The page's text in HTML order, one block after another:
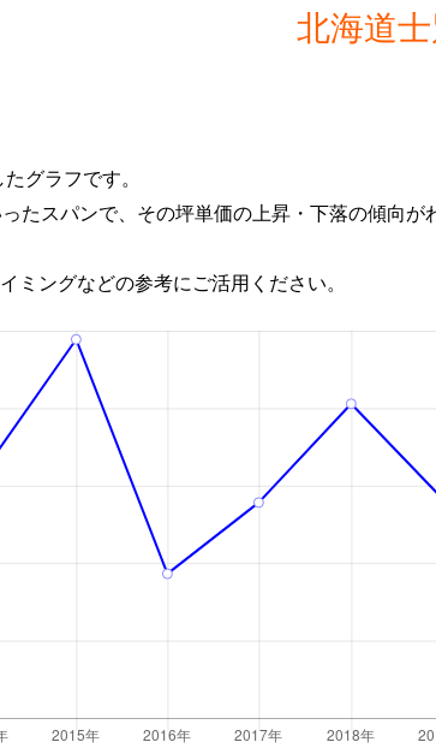
北海道
グラフです。
たスパンで、その坪単価の上昇・下落の傾向が
ミングなどの参考にご活用ください。